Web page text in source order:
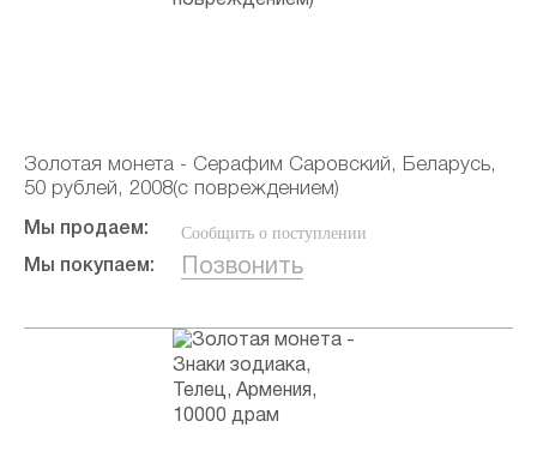
Золотая монета - Серафим Саровский, Беларусь,
50 рублей, 2008(с повреждением)
Мы продаем: Сообщить о поступлении
Мы покупаем: Позвонить